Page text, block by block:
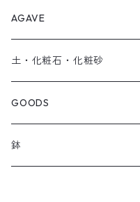
AGAVE
SEEDRIC Signature
SEEDRIC Heritage
SEEDRIC Scion
土・化粧石・化粧砂
アガベ用の土
化粧石・化粧砂
GOODS
ソイルスティック
鉢